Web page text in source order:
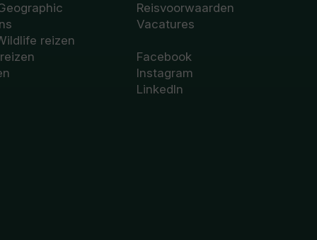
reizen
Reisvoorwaarden
Vacatures
Facebook
Instagram
LinkedIn